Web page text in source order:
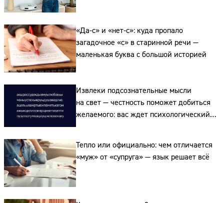
производителей — об изменениях
Белоус
«Да-с» и «нет-с»: куда пропало
загадочное «с» в старинной речи —
маленькая буква с большой историей
Извлеки подсознательные мысли
на свет — честность поможет добиться
желаемого: вас ждет психологический
тест
Тепло или официально: чем отличается
«муж» от «супруга» — язык решает всё